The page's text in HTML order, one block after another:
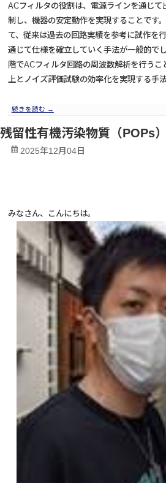
ACフィルタの役割は、電源ラインを通じて
制し、機器の安定動作を実現することです
て、従来は過去の回路実績を参考に試作を
通じて仕様を確立していく手法が一般的で
階でACフィルタ回路の周波数解析を行うこ
上とノイズ評価試験の効率化を実現する手
続きを読む →
残留性有機汚染物質（POPs
2025年12月04日
みなさん、こんにちは。